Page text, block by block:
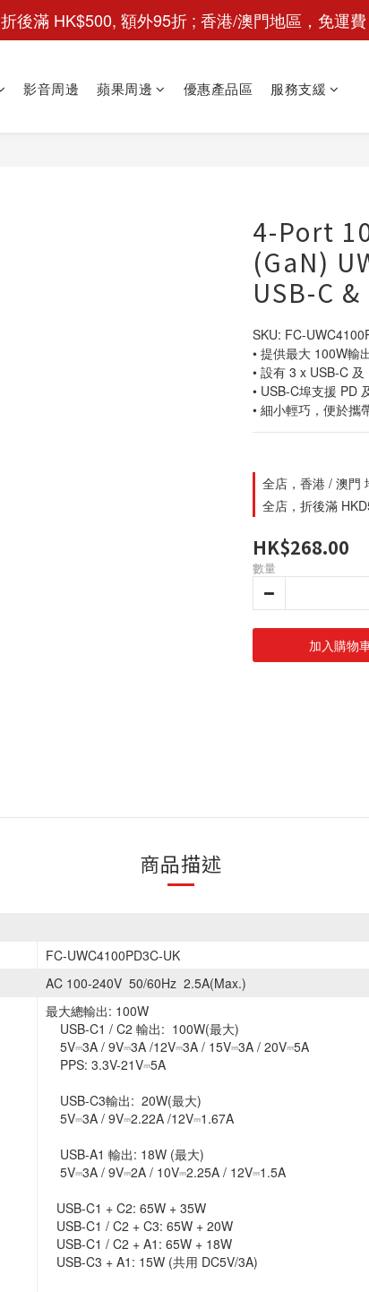
折後滿 HK$500, 額外95折 ; 香港/澳門地區，免運費
影音周邊 蘋果周邊 優惠產品區 服務支緩
4-Port
(GaN)
USB-C
SKU: FC-
• 提供最大 100W輸
• 設有 3 x USB-C
• USB-C埠支援 PD
• 細小輕巧，便於攜
全店，香港 / 澳門
全店，折後滿
HK$268.00
數量
加入購物
商品描述
FC-UWC4100PD3C-UK
AC 100-240V 50/60Hz 2.5A(Max.)
最大總輸出: 100W
USB-C1 / C2 輸出: 100W(最大)
5V⎓3A / 9V⎓3A /12V⎓3A / 15V⎓3A / 20V⎓5A
PPS: 3.3V-21V⎓5A
USB-C3輸出: 20W(最大)
5V⎓3A / 9V⎓2.22A /12V⎓1.67A
USB-A1 輸出: 18W (最大)
5V⎓3A / 9V⎓2A / 10V⎓2.25A / 12V⎓1.5A
USB-C1 + C2: 65W + 35W
USB-C1 / C2 + C3: 65W + 20W
USB-C1 / C2 + A1: 65W + 18W
USB-C3 + A1: 15W (共用 DC5V/3A)